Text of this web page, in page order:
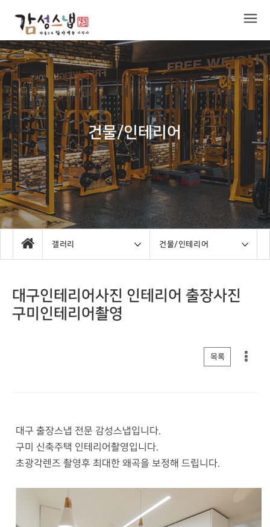
건물/인테리어
갤러리 건물/인테리어
대구인테리어사진 인테리어 출장사진
구미인테리어촬영
목록
대구 출장스냅 전문 감성스냅입니다.
구미 신축주택 인테리어촬영입니다.
초광각렌즈 촬영후 최대한 왜곡을 보정해 드립니다.